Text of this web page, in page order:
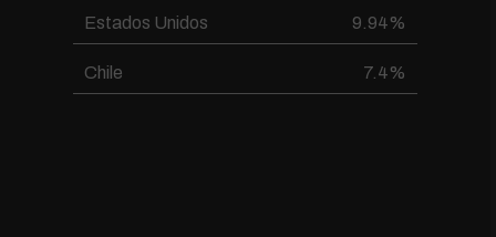
Estados Unidos 9.94%
Chile 7.4%